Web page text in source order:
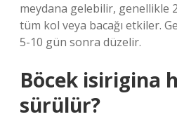
meydana gelebilir, genellikle
tüm kol veya bacağı etkiler.
5-10 gün sonra düzelir.
Böcek isirigina
sürülür?